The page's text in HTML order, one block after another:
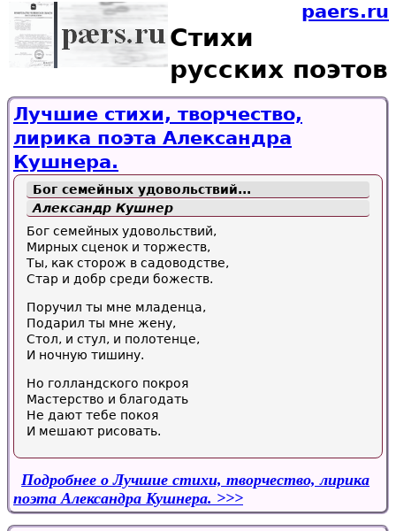
paers.ru
Стихи
русских поэтов
Лучшие стихи, творчество,
лирика поэта Александра
Кушнера.
Бог семейных удовольствий...
Александр Кушнер
Бог семейных удовольствий,
Мирных сценок и торжеств,
Ты, как сторож в садоводстве,
Стар и добр среди божеств.
Поручил ты мне младенца,
Подарил ты мне жену,
Стол, и стул, и полотенце,
И ночную тишину.
Но голландского покроя
Мастерство и благодать
Не дают тебе покоя
И мешают рисовать.
Подробнее о Лучшие стихи, творчество, лирика
поэта Александра Кушнера.